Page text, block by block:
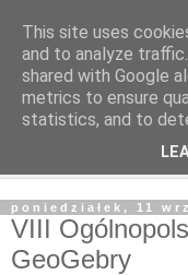
poniedziałek, 11
VIII
GeoGebry
This site uses
and to analyze
shared with Google
metrics to ensure
statistics, and to